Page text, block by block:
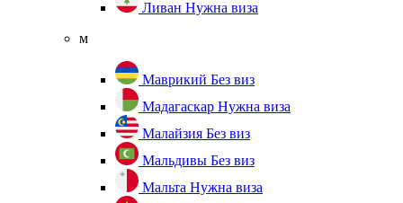
Ливан Нужна виза
м
Маврикий Без виз
Мадагаскар Нужна виза
Малайзия Без виз
Мальдивы Без виз
Мальта Нужна виза